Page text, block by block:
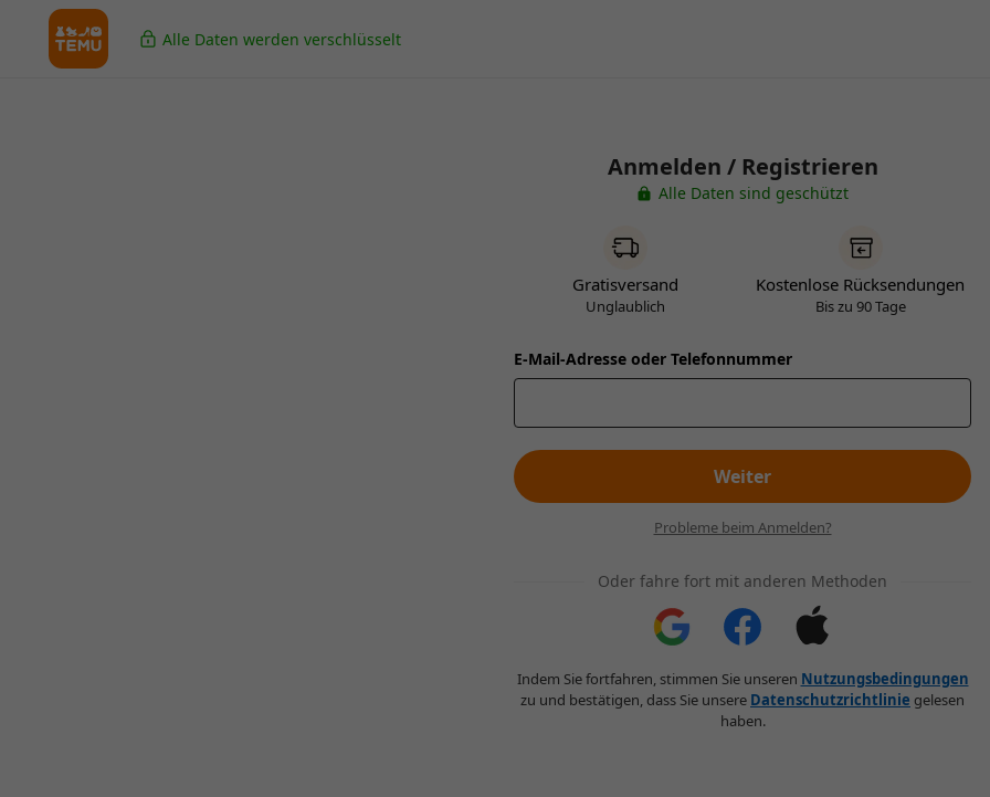
Alle Daten werden verschlüsselt
Anmelden / Registrieren
Alle Daten sind geschützt
Gratisversand
Unglaublich
Kostenlose Rücksendungen
Bis zu 90 Tage
E-Mail-Adresse oder Telefonnummer
Weiter
Probleme beim Anmelden?
Oder fahre fort mit anderen Methoden
Indem Sie fortfahren, stimmen Sie unseren Nutzungsbedingungen
zu und bestätigen, dass Sie unsere Datenschutzrichtlinie gelesen
haben.